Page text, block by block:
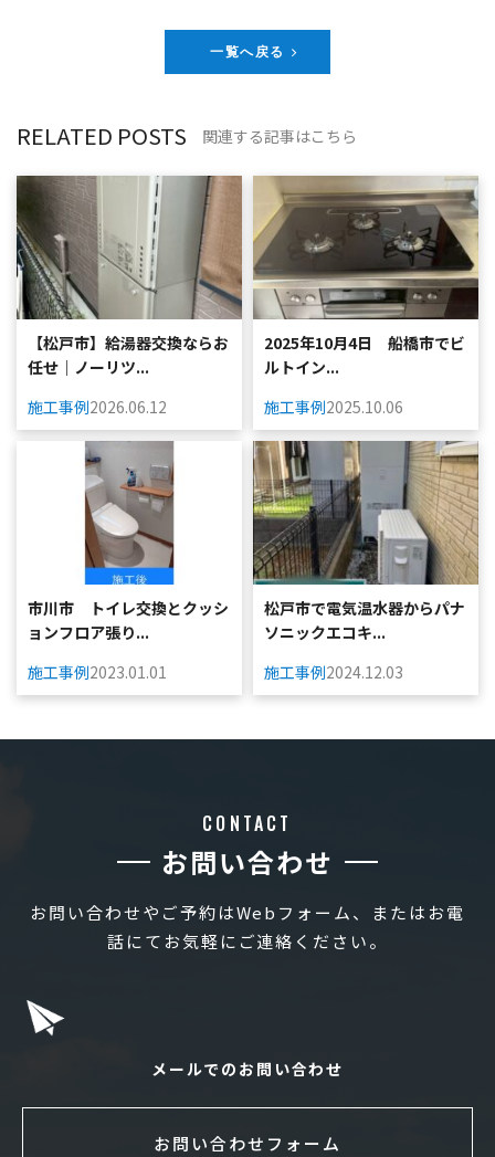
一覧へ戻る
RELATED POSTS 関連する記事はこちら
【松戸市】給湯器交換ならお
任せ｜ノーリツ...
施工事例2026.06.12
2025年10月4日 船橋市でビ
ルトイン...
施工事例2025.10.06
市川市 トイレ交換とクッシ
ョンフロア張り...
施工事例2023.01.01
松戸市で電気温水器からパナ
ソニックエコキ...
施工事例2024.12.03
CONTACT
お問い合わせ
お問い合わせやご予約はWebフォーム、またはお電
話にてお気軽にご連絡ください。
メールでのお問い合わせ
お問い合わせフォーム